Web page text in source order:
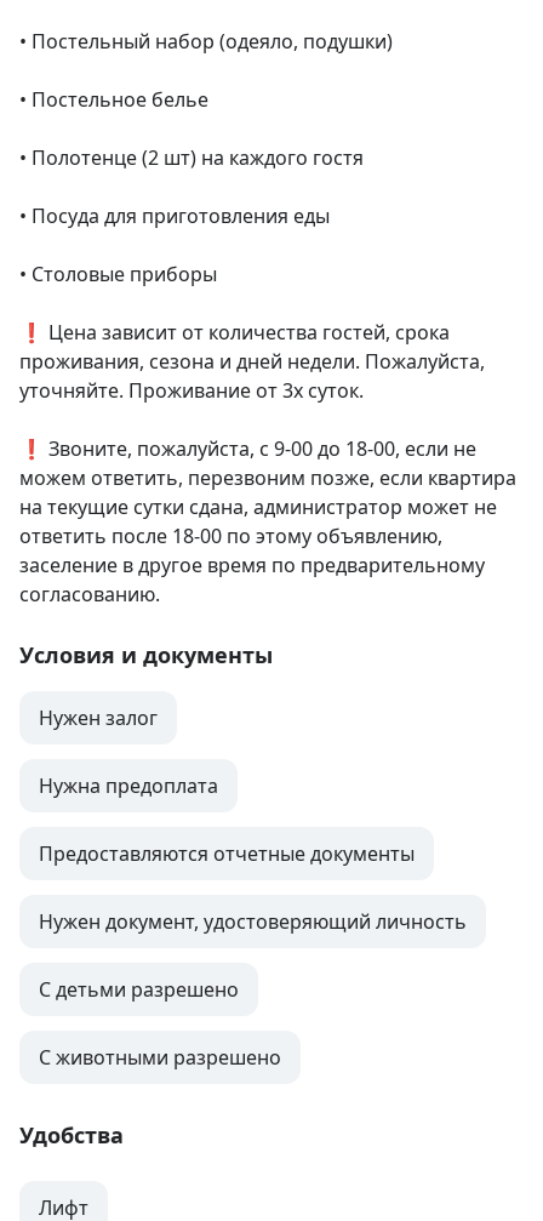
• Постельный набор (одеяло, подушки)
• Постельное белье
• Полотенце (2 шт) на каждого гостя
• Посуда для приготовления еды
• Столовые приборы
❗ Цена зависит от количества гостей, срока
проживания, сезона и дней недели. Пожалуйста,
уточняйте. Проживание от 3х суток.
❗ Звоните, пожалуйста, с 9-00 до 18-00, если не
можем ответить, перезвоним позже, если квартира
на текущие сутки сдана, администратор может не
ответить после 18-00 по этому объявлению,
заселение в другое время по предварительному
согласованию.
Условия и документы
Нужен залог
Нужна предоплата
Предоставляются отчетные документы
Нужен документ, удостоверяющий личность
С детьми разрешено
С животными разрешено
Удобства
Лифт